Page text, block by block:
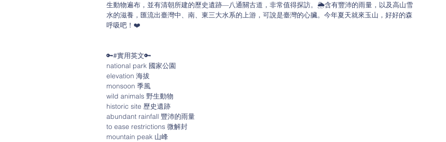
生動物遍布，並有清朝所建的歷史遺跡—八通關古道，非常值得探訪。🌦含有豐沛的雨量，以及高山雪
水的滋養，匯流出臺灣中、南、東三大水系的上游，可說是臺灣的心臟。今年夏天就來玉山，好好的森
呼吸吧！❤️
🔑#實用英文🔑
national park 國家公園
elevation 海拔
monsoon 季風
wild animals 野生動物
historic site 歷史遺跡
abundant rainfall 豐沛的雨量
to ease restrictions 微解封
mountain peak 山峰